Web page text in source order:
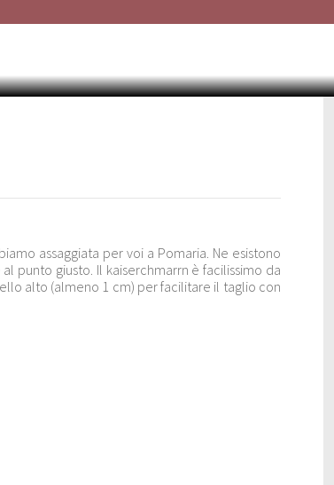
assaggiata per voi a Pomaria. Ne esistono
punto giusto. Il kaiserchmarrn è facilissimo da
alto (almeno 1 cm) per facilitare il taglio con